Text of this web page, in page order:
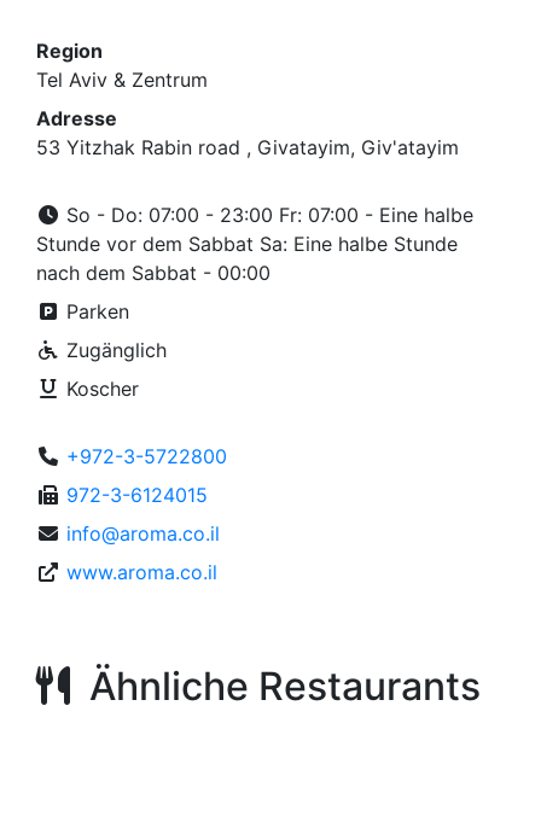
Region
Tel Aviv & Zentrum
Adresse
53 Yitzhak Rabin road , Givatayim, Giv'atayim
So - Do: 07:00 - 23:00 Fr: 07:00 - Eine halbe
Stunde vor dem Sabbat Sa: Eine halbe Stunde
nach dem Sabbat - 00:00
Parken
Zugänglich
Koscher
+972-3-5722800
972-3-6124015
info@aroma.co.il
www.aroma.co.il
Ähnliche Restaurants